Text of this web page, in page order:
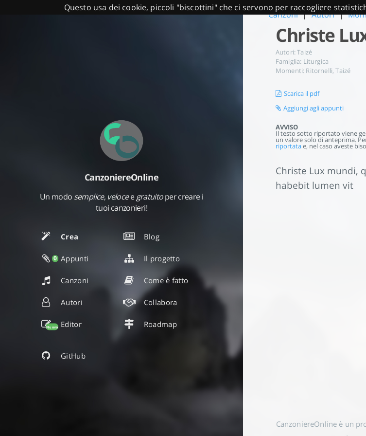
Questo usa dei cookie, piccoli "biscottini" che ci servono per raccogliere
CanzoniereOnline
Un modo semplice, veloceegratuitoper creare i
tuoi canzonieri!
Crea
0 Appunti
Canzoni
Autori
Nuovo Editor
Blog
Il progetto
Come è fatto
Collabora
Roadmap
GitHub
Canzoni | Autori |
Christe
Autori:Taizé
Famiglia: Liturgica
Momenti: Ritornelli,Taizé
Scarica il pdf
Aggiungi agli appunti
AVVISO
Il testo sotto riportato viene
un valore solo di anteprima.
riportatae, nel caso aveste
Christe Lux mundi,
habebit lumen vit
CanzoniereOnline è un